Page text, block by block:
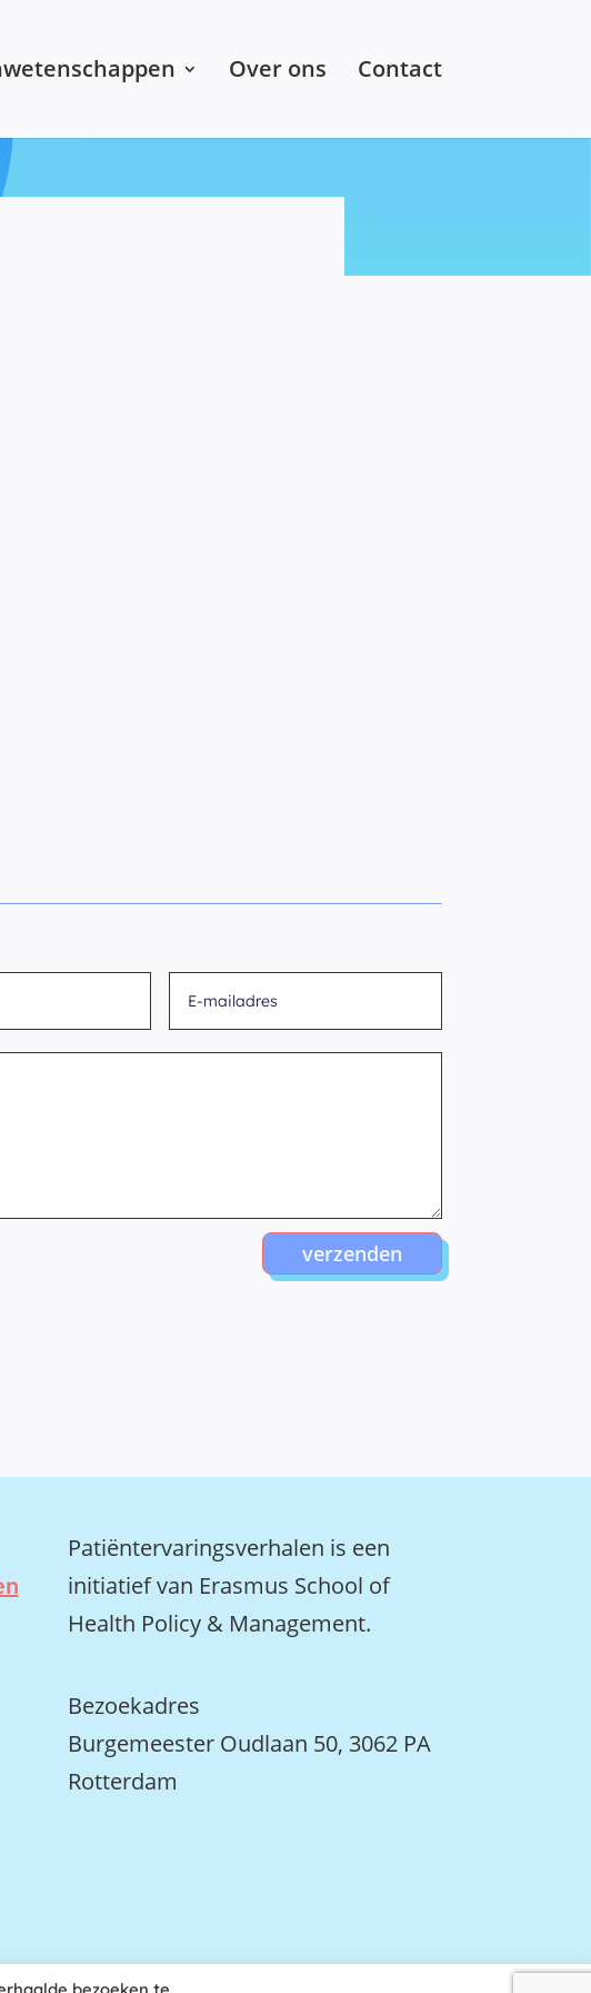
Over ons Contact
verzenden
Patiëntervaringsverhalen is een
initiatief van Erasmus School of
Health Policy & Management.
Bezoekadres
Burgemeester Oudlaan 50, 3062 PA
Rotterdam